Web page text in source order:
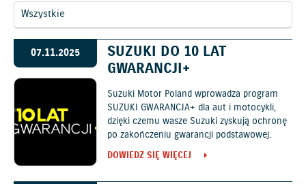
07.11.2025
SUZUKI DO 10 LAT
GWARANCJI+
Suzuki Motor Poland wprowadza program
SUZUKI GWARANCJA+ dla aut i motocykli,
dzięki czemu wasze Suzuki zyskują ochronę
po zakończeniu gwarancji podstawowej.
DOWIEDZ SIĘ WIĘCEJ